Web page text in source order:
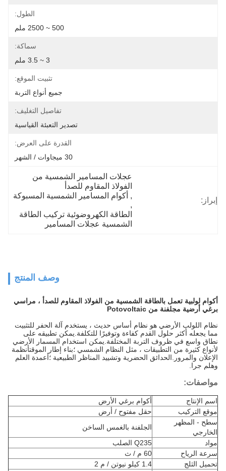
الطول:
500 ~ 2500 ملم
سماكة:
3 ~ 3.5 ملم
تثبيت الموقع:
جميع أنواع التربة
تفاصيل التغليف:
تصدير التعبئة القياسية
القدرة على العرض:
30 ميجاوات / الشهر
إبراز:
الفولاذ المقاوم للصدأ
, أكوام المسامير الشمسية المسبوكة
,
الشمسية عجلات المسامير
وصف المنتج
أكوام لولبية تعمل بالطاقة الشمسية من الفولاذ المقاوم للصدأ ، مراسي
برغي أرضية مجلفنة من Potovoltaic
نظام اللولب الأرضي هو نظام أساس حديث ، يستخدم آلة الحفر للتثبيت
مما يجعله أكثر حلول القدم كفاءة وتوفيرًا للتكلفة.يمكن تطبيقه على
نطاق واسع في ظروف التربة المختلفة.يمكن استخدام المسمار الأرضي
لأنواع كثيرة من التطبيقات ، مثل النظام الشمسي ؛بناء إطار الموقتأنظمة
الإعلان والمرور.الحدائق الحضرية وتشييد المناظر الطبيعية ؛أعمدة العلم
وهلم جرا.
مواصفات:
اسم الإنتاج
أكوام برغي الأرض
موقع التركيب
حقل مفتوح / أرض
سطح - المظهر
الخارجي
الجلفنة بالغمس الساخن
مواد
Q235 الصلب
سرعة الرياح
60 م / ث
تحميل الثلج
1.4 كيلو نيوتن / م 2